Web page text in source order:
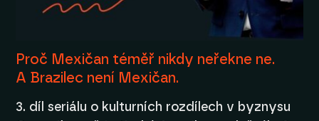
Proč Mexičan téměř nikdy neřekne ne.
A Brazilec není Mexičan.
3. díl seriálu o kulturních rozdílech v byznysu